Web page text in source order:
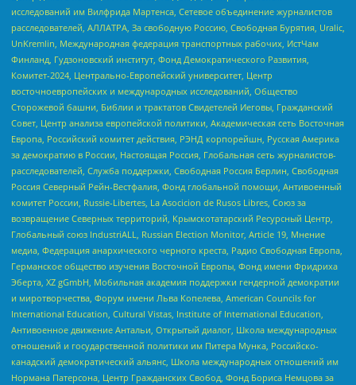
исследований им Вилфрида Мартенса, Сетевое объединение журналистов
расследователей, АЛЛАТРА, За свободную Россию, Свободная Бурятия, Uralic,
UnKremlin, Международная федерация транспортных рабочих, ИстЧам
Финланд, Гудзоновский институт, Фонд Демократического Развития,
Комитет-2024, Центрально-Европейский университет, Центр
восточноевропейских и международных исследований, Общество
Сторожевой башни, Библии и трактатов Свидетелей Иеговы, Гражданский
Совет, Центр анализа европейской политики, Академическая сеть Восточная
Европа, Российский комитет действия, РЭНД корпорейшн, Русская Америка
за демократию в России, Настоящая Россия, Глобальная сеть журналистов-
расследователей, Служба поддержки, Свободная Россия Берлин, Свободная
Россия Северный Рейн-Вестфалия, Фонд глобальной помощи, Антивоенный
комитет России, Russie-Libertes, La Asocicion de Rusos Libres, Союз за
возвращение Северных территорий, Крымскотатарский Ресурсный Центр,
Глобальный союз IndustriALL, Russian Election Monitor, Article 19, Мнение
медиа, Федерация анархического черного креста, Радио Свободная Европа,
Германское общество изучения Восточной Европы, Фонд имени Фридриха
Эберта, XZ gGmbH, Мобильная академия поддержки гендерной демократии
и миротворчества, Форум имени Льва Копелева, American Councils for
International Education, Cultural Vistas, Institute of International Education,
Антивоенное движение Антальи, Открытый диалог, Школа международных
отношений и государственной политики им Питера Мунка, Российско-
канадский демократический альянс, Школа международных отношений им
Нормана Патерсона, Центр Гражданских Свобод, Фонд Бориса Немцова за